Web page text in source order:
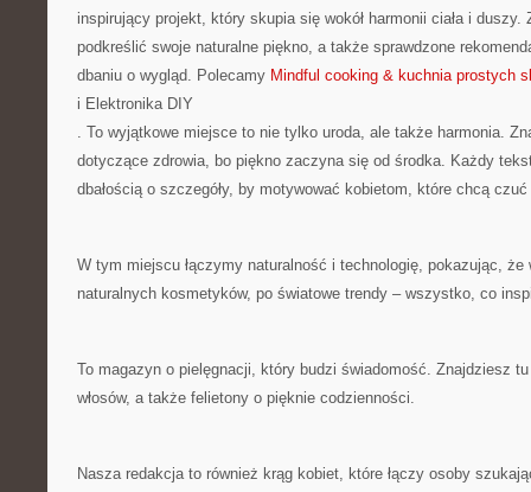
inspirujący projekt, który skupia się wokół harmonii ciała i
podkreślić swoje naturalne piękno, a także sprawdzone
dbaniu o wygląd. Polecamy Mindful cooking & kuchnia prostych
i Elektronika DIY
. To wyjątkowe miejsce to nie tylko uroda, ale także harmonia.
dotyczące zdrowia, bo piękno zaczyna się od środka. Każdy
dbałością o szczegóły, by motywować kobietom, które chcą
W tym miejscu łączymy naturalność i technologię, pokazując, że
naturalnych kosmetyków, po światowe trendy – wszystko, co
To magazyn o pielęgnacji, który budzi świadomość. Znajdziesz
włosów, a także felietony o pięknie codzienności.
Nasza redakcja to również krąg kobiet, które łączy osoby